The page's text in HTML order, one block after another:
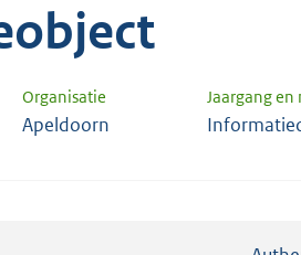
Organisatie Jaargang
Apeldoorn